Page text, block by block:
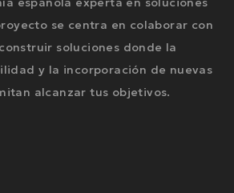
se centra en colaborar con
soluciones donde la
y la incorporación de nuevas
alcanzar tus objetivos.